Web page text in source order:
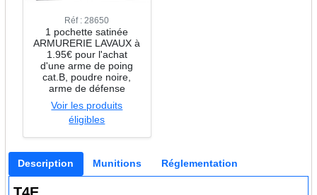
Réf : 28650
1 pochette satinée
ARMURERIE LAVAUX à
1.95€ pour l'achat
d'une arme de poing
cat.B, poudre noire,
arme de défense
Voir les produits
éligibles
Description Munitions Réglementation